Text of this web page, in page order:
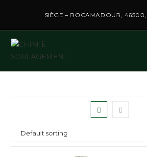
SIÈGE – ROCAMADOUR,